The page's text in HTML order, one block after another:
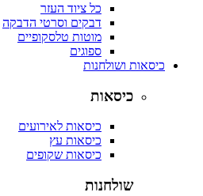
כל ציוד העזר
דבקים וסרטי הדבקה
מוטות טלסקופיים
ספוגים
כיסאות ושולחנות
כיסאות
כיסאות לאירועים
כיסאות עץ
כיסאות שקופים
שולחנות